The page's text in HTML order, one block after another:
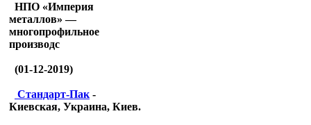
НПО «Империя
металлов» —
многопрофильное
производс
(01-12-2019)
Стандарт-Пак -
Киевская, Украина, Киев.